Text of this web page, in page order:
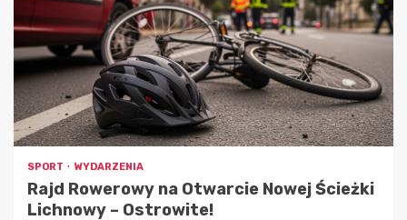
SPORT WYDARZENIA
Rajd Rowerowy na Otwarcie Nowej Ścieżki
Lichnowy – Ostrowite!